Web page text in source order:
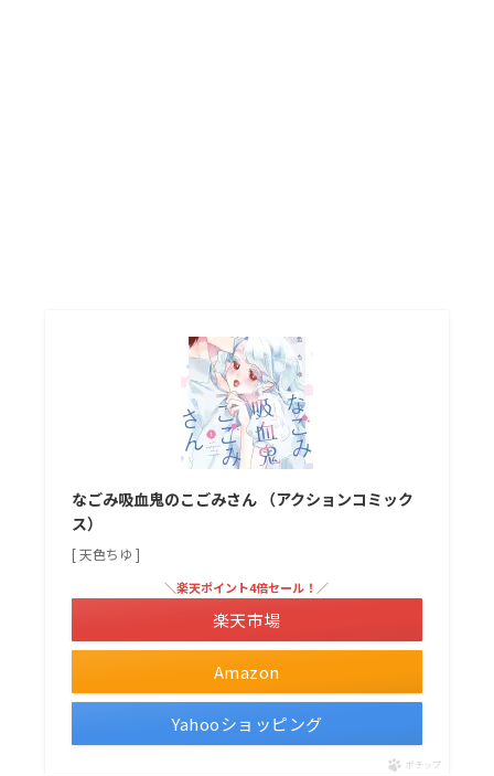
なごみ吸血鬼のこごみさん （アクションコミック
ス）
[ 天色ちゆ ]
Amazon
＼楽天ポイント4倍セール！／
楽天市場
Yahooショッピング
ポチップ